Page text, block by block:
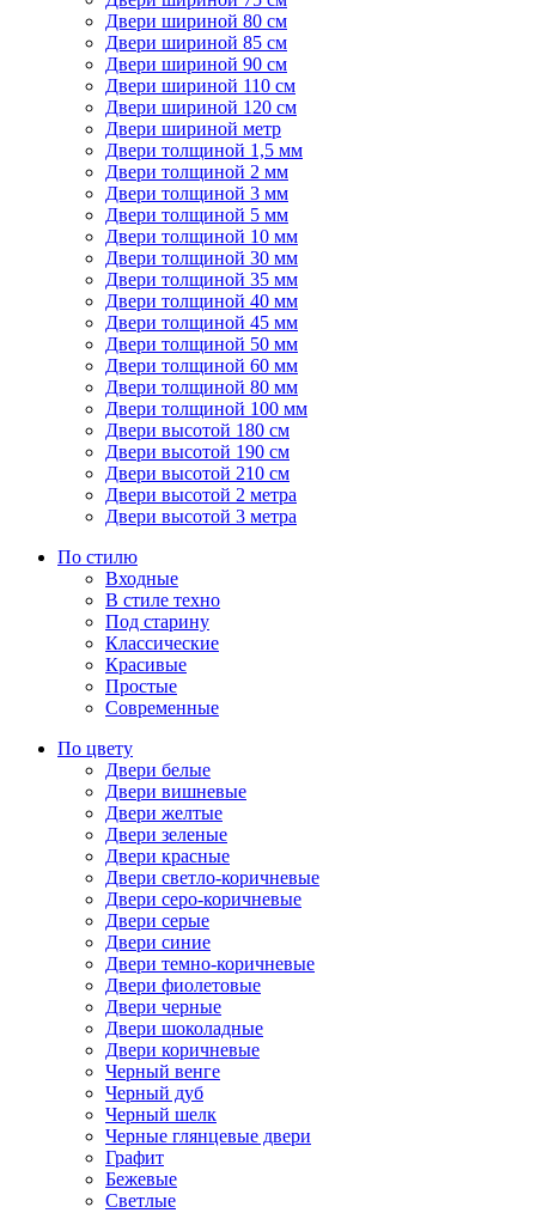
Двери шириной 80 см
Двери шириной 85 см
Двери шириной 90 см
Двери шириной 110 см
Двери шириной 120 см
Двери шириной метр
Двери толщиной 1,5 мм
Двери толщиной 2 мм
Двери толщиной 3 мм
Двери толщиной 5 мм
Двери толщиной 10 мм
Двери толщиной 30 мм
Двери толщиной 35 мм
Двери толщиной 40 мм
Двери толщиной 45 мм
Двери толщиной 50 мм
Двери толщиной 60 мм
Двери толщиной 80 мм
Двери толщиной 100 мм
Двери высотой 180 см
Двери высотой 190 см
Двери высотой 210 см
Двери высотой 2 метра
Двери высотой 3 метра
По стилю
Входные
В стиле техно
Под старину
Классические
Красивые
Простые
Современные
По цвету
Двери белые
Двери вишневые
Двери желтые
Двери зеленые
Двери красные
Двери светло-коричневые
Двери серо-коричневые
Двери серые
Двери синие
Двери темно-коричневые
Двери фиолетовые
Двери черные
Двери шоколадные
Двери коричневые
Черный венге
Черный дуб
Черный шелк
Черные глянцевые двери
Графит
Бежевые
Светлые